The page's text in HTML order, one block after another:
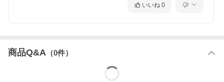
いいね 0
商品Q&A （0件）